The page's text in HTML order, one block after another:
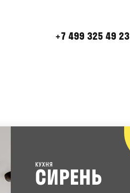
+7 499 325 49 23
КУХНЯ
СИРЕНЬ